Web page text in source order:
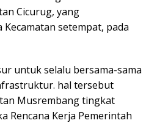
Cicurug, yang
setempat, pada
untuk selalu bersama-sama
hal tersebut
Musrembang tingkat
Rencana Kerja Pemerintah